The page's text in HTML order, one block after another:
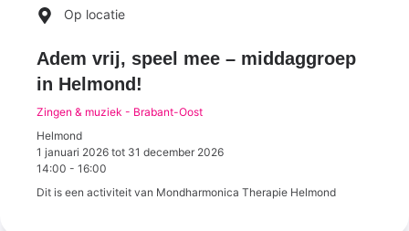
Op locatie
Adem vrij, speel mee – middaggroep
in Helmond!
Zingen & muziek - Brabant-Oost
Helmond
1 januari 2026 tot 31 december 2026
14:00 - 16:00
Dit is een activiteit van Mondharmonica Therapie Helmond